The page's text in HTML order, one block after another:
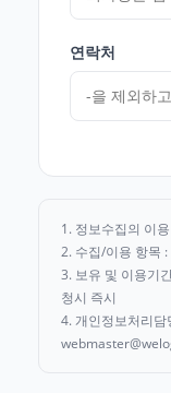
연락처
1. 정보수집의 이
2. 수집/이용 항목
3. 보유 및 이용기
청시 즉시
4. 개인정보처리